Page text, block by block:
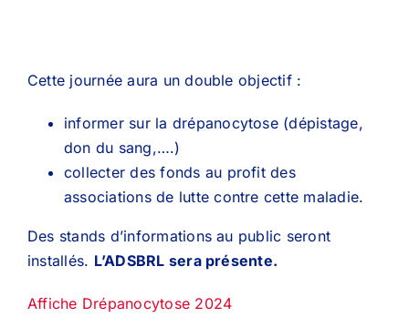
Cette journée aura un double objectif :
informer sur la drépanocytose (dépistage,
don du sang,….)
collecter des fonds au profit des
associations de lutte contre cette maladie.
Des stands d’informations au public seront
installés. L’ADSBRL sera présente.
Affiche Drépanocytose 2024